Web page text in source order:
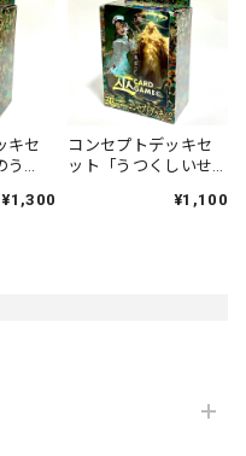
キセ
う
¥1,300
コンセプトデッキセ
ット「うつくしいせ
¥1,100